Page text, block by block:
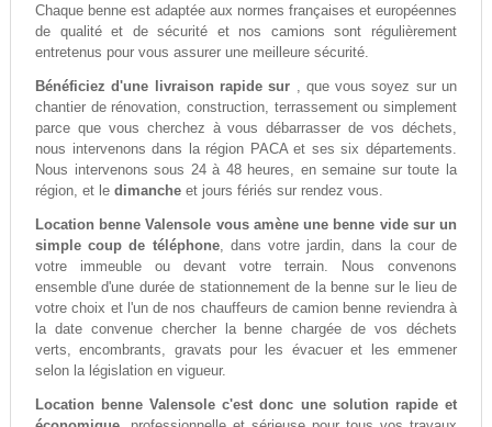
Chaque benne est adaptée aux normes françaises et européennes
de qualité et de sécurité et nos camions sont régulièrement
entretenus pour vous assurer une meilleure sécurité.
Bénéficiez d'une livraison rapide sur , que vous soyez sur un
chantier de rénovation, construction, terrassement ou simplement
parce que vous cherchez à vous débarrasser de vos déchets,
nous intervenons dans la région PACA et ses six départements.
Nous intervenons sous 24 à 48 heures, en semaine sur toute la
région, et le dimancheet jours fériés sur rendez vous.
Location benne Valensole vous amène une benne vide sur un
simple coup de téléphone, dans votre jardin, dans la cour de
votre immeuble ou devant votre terrain. Nous convenons
ensemble d'une durée de stationnement de la benne sur le lieu de
votre choix et l'un de nos chauffeurs de camion benne reviendra à
la date convenue chercher la benne chargée de vos déchets
verts, encombrants, gravats pour les évacuer et les emmener
selon la législation en vigueur.
Location benne Valensole c'est donc une solution rapide et